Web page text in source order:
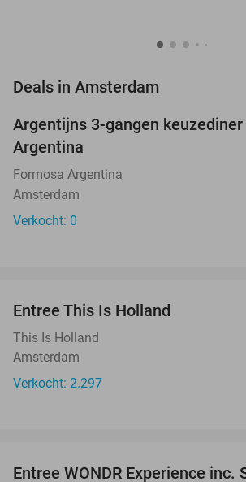
Deals in Amsterdam
NEW
TODAY
Argentijns 3-gangen
Argentina
Formosa Argentina
Amsterdam
Verkocht: 0
Entree This Is Holland
This Is Holland
Amsterdam
Verkocht: 2.297
Entree WONDR Experience inc.